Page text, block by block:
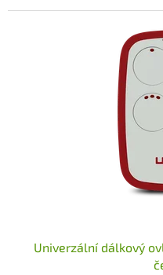
Univerzální dálkový